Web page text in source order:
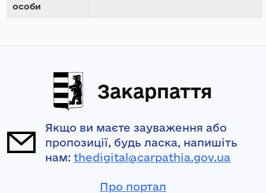
особи
Закарпаття
Якщо ви маєте зауваження або
пропозиції, будь ласка, напишіть
нам: thedigital@carpathia.gov.ua
Про портал